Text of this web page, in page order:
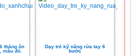
tháng ôn
mầu đỏ.
Dạy trẻ kỹ năng rửa tay 6
bước